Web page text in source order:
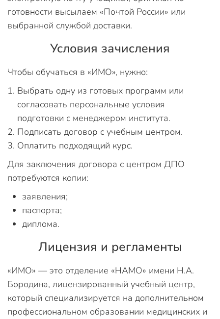
готовности высылаем «Почтой России» или
выбранной службой доставки.
Условия зачисления
Чтобы обучаться в «ИМО», нужно:
Выбрать одну из готовых программ или
согласовать персональные условия
подготовки с менеджером института.
Подписать договор с учебным центром.
Оплатить подходящий курс.
Для заключения договора с центром ДПО
потребуются копии:
заявления;
паспорта;
диплома.
Лицензия и регламенты
«ИМО» — это отделение «НАМО» имени Н.А.
Бородина, лицензированный учебный центр,
который специализируется на дополнительном
профессиональном образовании медицинских и